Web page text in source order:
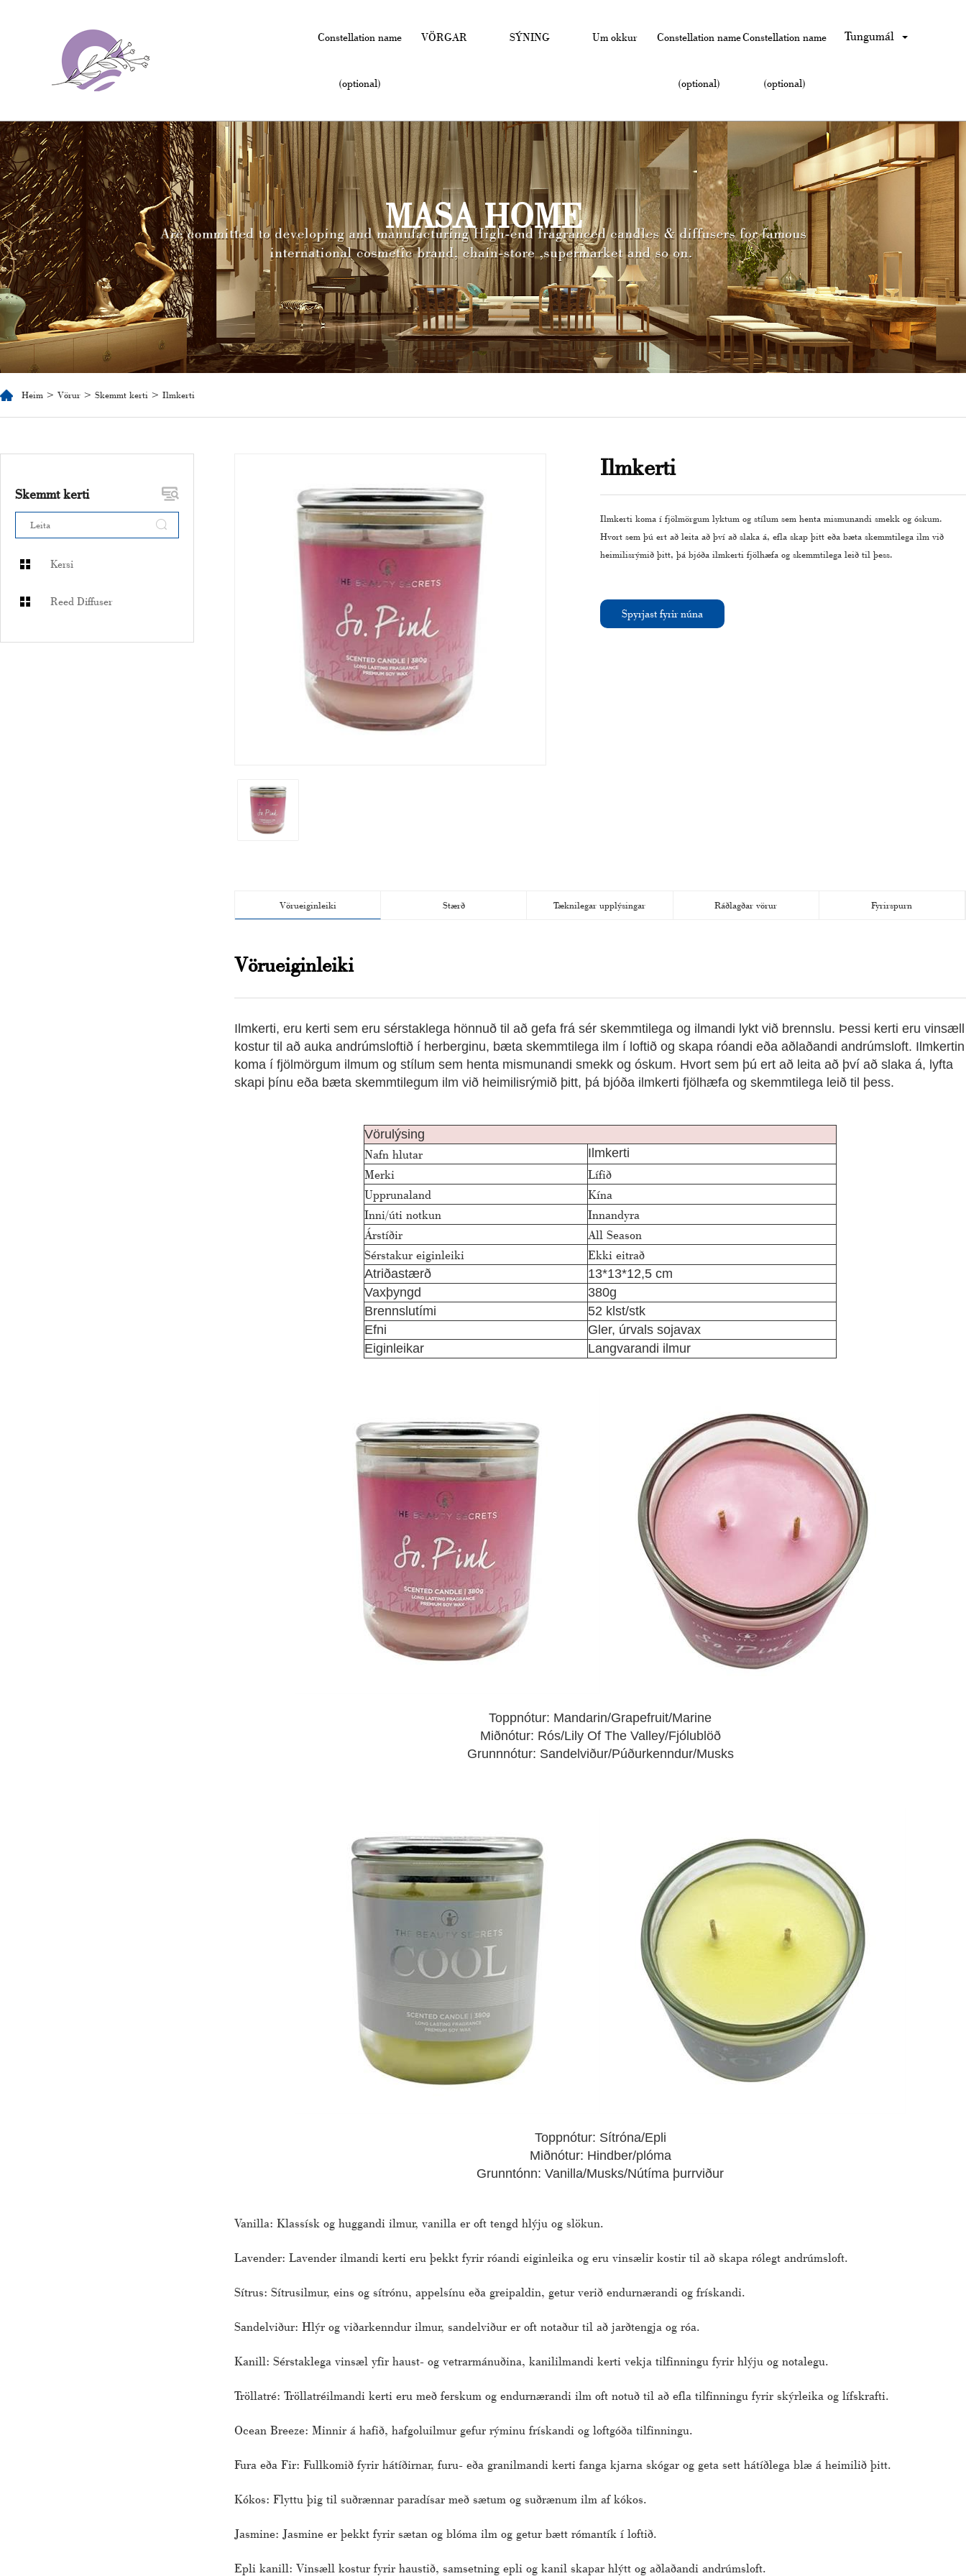
Constellation name
(optional)
VÖRGAR SÝNING Um okkur Constellation name
(optional)
Constellation name
(optional)
Tungumál
MASA HOME
Heim > Vörur > Skemmt kerti > Ilmkerti
Skemmt kerti
Kersi
Reed Diffuser
Ilmkerti
Ilmkerti koma í fjölmörgum lyktum og stílum sem henta mismunandi smekk og óskum.
Hvort sem þú ert að leita að því að slaka á, efla skap þitt eða bæta skemmtilega ilm við
heimilisrýmið þitt, þá bjóða ilmkerti fjölhæfa og skemmtilega leið til þess.
Spyrjast fyrir núna
Vörueiginleiki Stærð Tæknilegar upplýsingar Ráðlagðar vörur Fyrirspurn
Vörueiginleiki
Ilmkerti, eru kerti sem eru sérstaklega hönnuð til að gefa frá sér skemmtilega og ilmandi lykt við brennslu. Þessi kerti eru vinsæll
kostur til að auka andrúmsloftið í herberginu, bæta skemmtilega ilm í loftið og skapa róandi eða aðlaðandi andrúmsloft. Ilmkertin
koma í fjölmörgum ilmum og stílum sem henta mismunandi smekk og óskum. Hvort sem þú ert að leita að því að slaka á, lyfta
skapi þínu eða bæta skemmtilegum ilm við heimilisrýmið þitt, þá bjóða ilmkerti fjölhæfa og skemmtilega leið til þess.
Vörulýsing
Nafn hlutar Ilmkerti
Merki
Lífið
Upprunaland
Kína
Inni/úti notkun
Innandyra
Árstíðir
All Season
Sérstakur eiginleiki
Ekki eitrað
Atriðastærð
13*13*12,5 cm
Vaxþyngd
380g
Brennslutími
52 klst/stk
Efni
Gler, úrvals sojavax
Eiginleikar
Langvarandi ilmur
Toppnótur: Mandarin/Grapefruit/Marine
Miðnótur: Rós/Lily Of The Valley/Fjólublöð
Grunnnótur: Sandelviður/Púðurkenndur/Musks
Toppnótur: Sítróna/Epli
Miðnótur: Hindber/plóma
Grunntónn: Vanilla/Musks/Nútíma þurrviður
Vanilla: Klassísk og huggandi ilmur, vanilla er oft tengd hlýju og slökun.
Lavender: Lavender ilmandi kerti eru þekkt fyrir róandi eiginleika og eru vinsælir kostir til að skapa rólegt andrúmsloft.
Sítrus: Sítrusilmur, eins og sítrónu, appelsínu eða greipaldin, getur verið endurnærandi og frískandi.
Sandelviður: Hlýr og viðarkenndur ilmur, sandelviður er oft notaður til að jarðtengja og róa.
Kanill: Sérstaklega vinsæl yfir haust- og vetrarmánuðina, kanililmandi kerti vekja tilfinningu fyrir hlýju og notalegu.
Tröllatré: Tröllatréilmandi kerti eru með ferskum og endurnærandi ilm oft notuð til að efla tilfinningu fyrir skýrleika og lífskrafti.
Ocean Breeze: Minnir á hafið, hafgoluilmur gefur rýminu frískandi og loftgóða tilfinningu.
Fura eða Fir: Fullkomið fyrir hátíðirnar, furu- eða granilmandi kerti fanga kjarna skógar og geta sett hátíðlega blæ á heimilið þitt.
Kókos: Flyttu þig til suðrænnar paradísar með sætum og suðrænum ilm af kókos.
Jasmine: Jasmine er þekkt fyrir sætan og blóma ilm og getur bætt rómantík í loftið.
Epli kanill: Vinsæll kostur fyrir haustið, samsetning epli og kanil skapar hlýtt og aðlaðandi andrúmsloft.